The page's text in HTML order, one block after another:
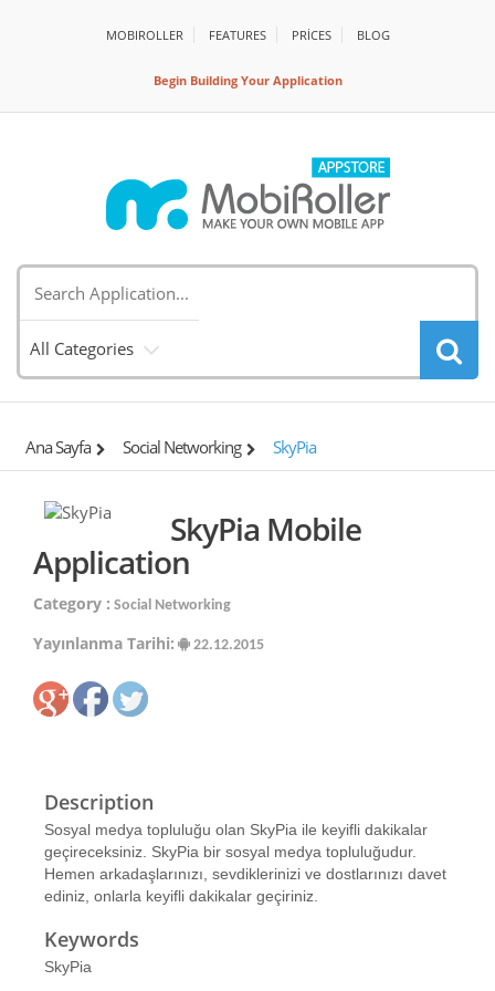
MOBIROLLER FEATURES PRİCES BLOG
Begin Building Your Application
All Categories
Ana Sayfa Social Networking SkyPia
SkyPia Mobile
Application
Category : Social Networking
Yayınlanma Tarihi: 22.12.2015
Description
Sosyal medya topluluğu olan SkyPia ile keyifli dakikalar
geçireceksiniz. SkyPia bir sosyal medya topluluğudur.
Hemen arkadaşlarınızı, sevdiklerinizi ve dostlarınızı davet
ediniz, onlarla keyifli dakikalar geçiriniz.
Keywords
SkyPia